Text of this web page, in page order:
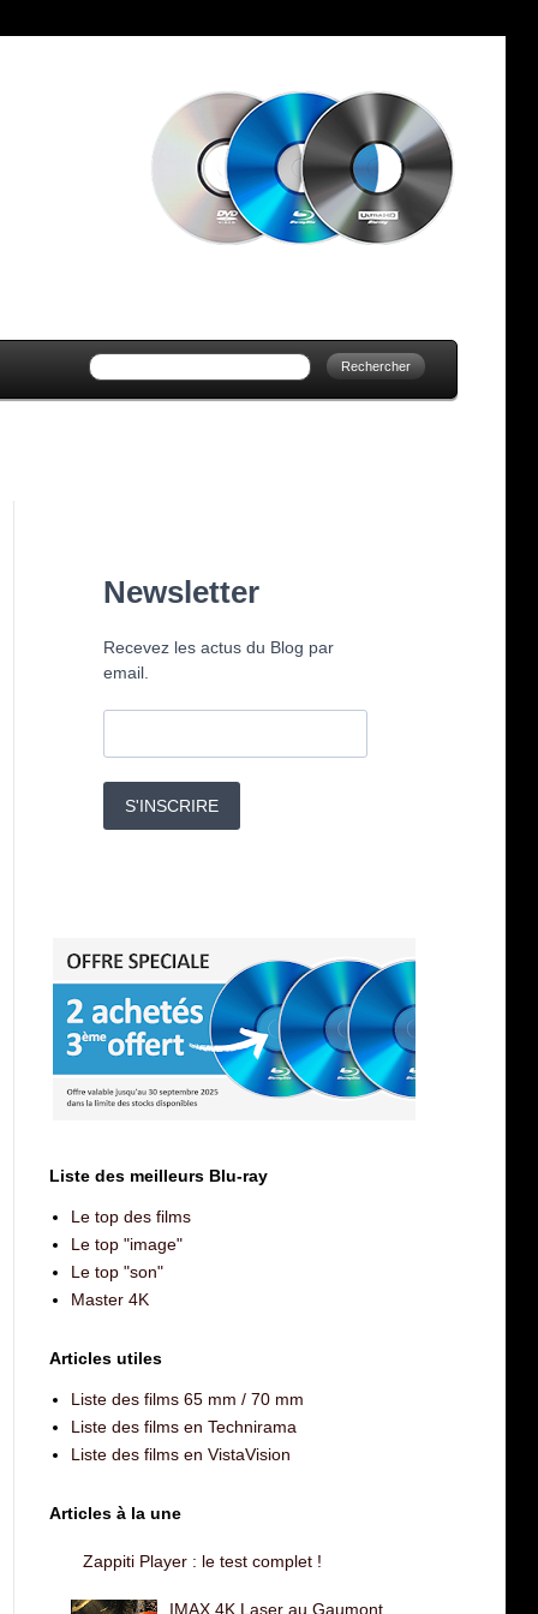
Newsletter
Recevez les actus du Blog par
email.
S'INSCRIRE
Liste des meilleurs Blu-ray
Le top des films
Le top "image"
Le top "son"
Master 4K
Articles utiles
Liste des films 65 mm / 70 mm
Liste des films en Technirama
Liste des films en VistaVision
Articles à la une
Zappiti Player : le test complet !
IMAX 4K Laser au Gaumont